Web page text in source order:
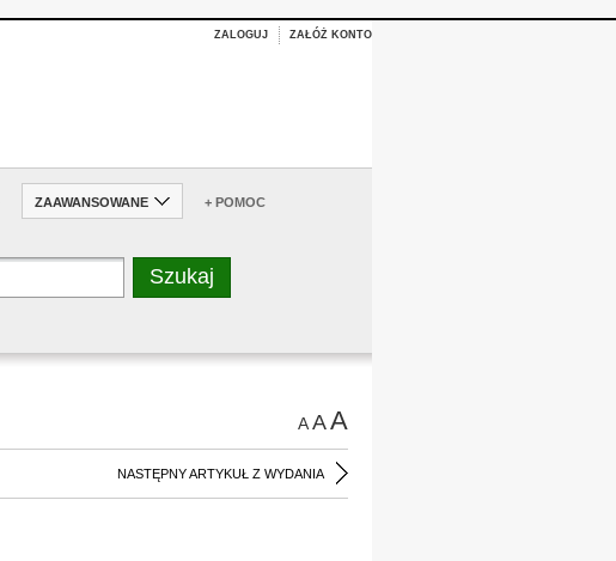
ZALOGUJ ZAŁÓŻ KONTO
ZAAWANSOWANE + POMOC
AAA
NASTĘPNY ARTYKUŁ Z WYDANIA